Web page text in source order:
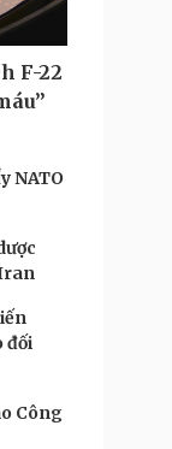
F-22
NATO
đối
Công